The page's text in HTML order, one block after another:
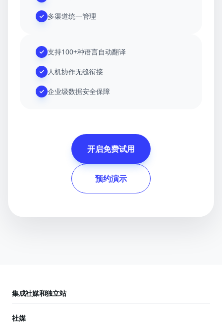
多渠道统一管理
支持100+种语言自动翻译
人机协作无缝衔接
企业级数据安全保障
开启免费试用
预约演示
集成社媒和独立站
社媒